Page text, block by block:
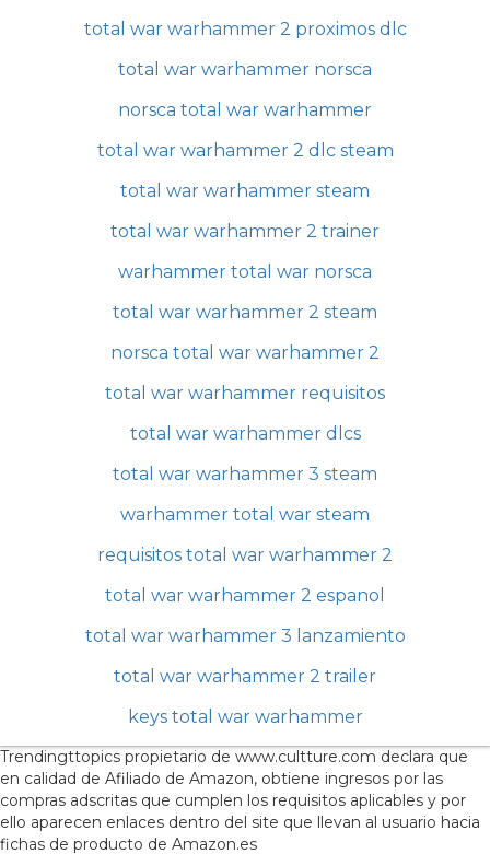
total war warhammer 2 proximos dlc
total war warhammer norsca
norsca total war warhammer
total war warhammer 2 dlc steam
total war warhammer steam
total war warhammer 2 trainer
warhammer total war norsca
total war warhammer 2 steam
norsca total war warhammer 2
total war warhammer requisitos
total war warhammer dlcs
total war warhammer 3 steam
warhammer total war steam
requisitos total war warhammer 2
total war warhammer 2 espanol
total war warhammer 3 lanzamiento
total war warhammer 2 trailer
keys total war warhammer
Trendingttopics propietario de www.cultture.com declara que
en calidad de Afiliado de Amazon, obtiene ingresos por las
compras adscritas que cumplen los requisitos aplicables y por
ello aparecen enlaces dentro del site que llevan al usuario hacia
fichas de producto de Amazon.es